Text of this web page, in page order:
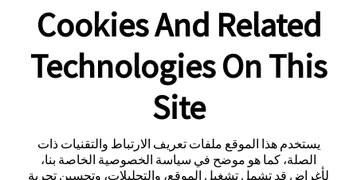
Cookies And Related
Technologies On This
Site
يستخدم هذا الموقع ملفات تعريف الارتباط والتقنيات ذات
الصلة، كما هو موضح في سياسة الخصوصية الخاصة بنا،
لأغراض قد تشمل تشغيل الموقع، والتحليلات، وتحسين تجربة